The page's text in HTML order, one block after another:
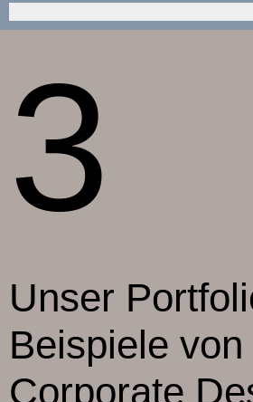
3
Unser
Beispiele von
Corporate